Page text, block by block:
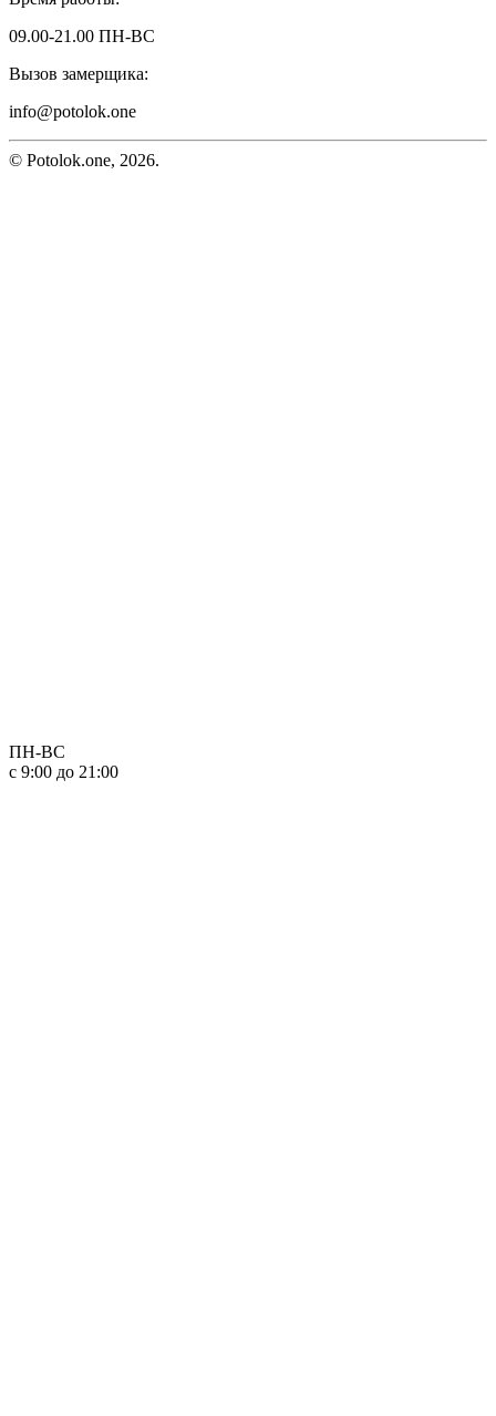
09.00-21.00 ПН-ВС
Вызов замерщика:
info@potolok.one
© Potolok.one, 2026.
ПН-ВС
с 9:00 до 21:00